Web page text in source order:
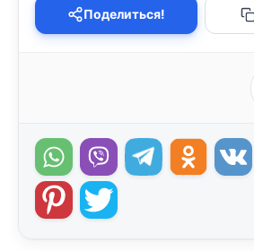
Поделиться!